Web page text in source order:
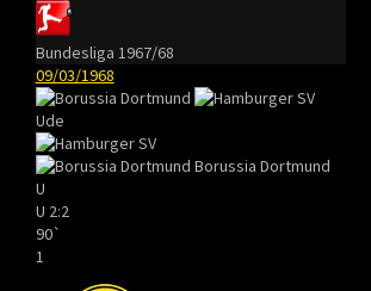
Bundesliga 1967/68
09/03/1968
Ude
Borussia Dortmund
U
U 2:2
90`
1